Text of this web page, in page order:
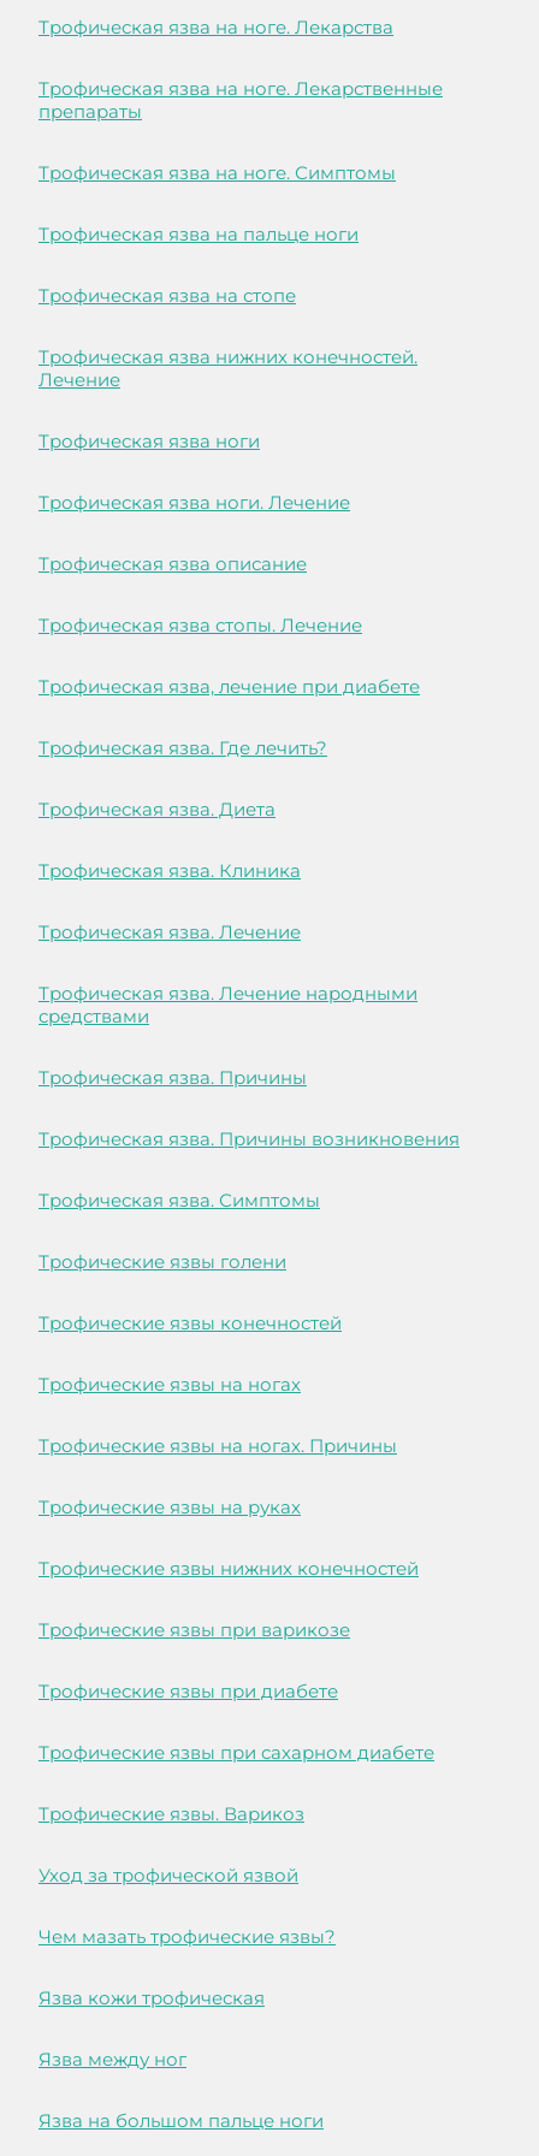
Трофическая язва на ноге. Лекарства
Трофическая язва на ноге. Лекарственные
препараты
Трофическая язва на ноге. Симптомы
Трофическая язва на пальце ноги
Трофическая язва на стопе
Трофическая язва нижних конечностей.
Лечение
Трофическая язва ноги
Трофическая язва ноги. Лечение
Трофическая язва описание
Трофическая язва стопы. Лечение
Трофическая язва, лечение при диабете
Трофическая язва. Где лечить?
Трофическая язва. Диета
Трофическая язва. Клиника
Трофическая язва. Лечение
Трофическая язва. Лечение народными
средствами
Трофическая язва. Причины
Трофическая язва. Причины возникновения
Трофическая язва. Симптомы
Трофические язвы голени
Трофические язвы конечностей
Трофические язвы на ногах
Трофические язвы на ногах. Причины
Трофические язвы на руках
Трофические язвы нижних конечностей
Трофические язвы при варикозе
Трофические язвы при диабете
Трофические язвы при сахарном диабете
Трофические язвы. Варикоз
Уход за трофической язвой
Чем мазать трофические язвы?
Язва кожи трофическая
Язва между ног
Язва на большом пальце ноги